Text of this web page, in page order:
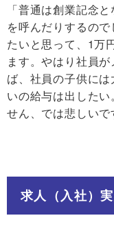
「普通は創業記念
を呼んだりするの
たいと思って、1万
ます。やはり社員
ば、社員の子供に
いの給与は出した
せん、では悲しいで
求人（入社）